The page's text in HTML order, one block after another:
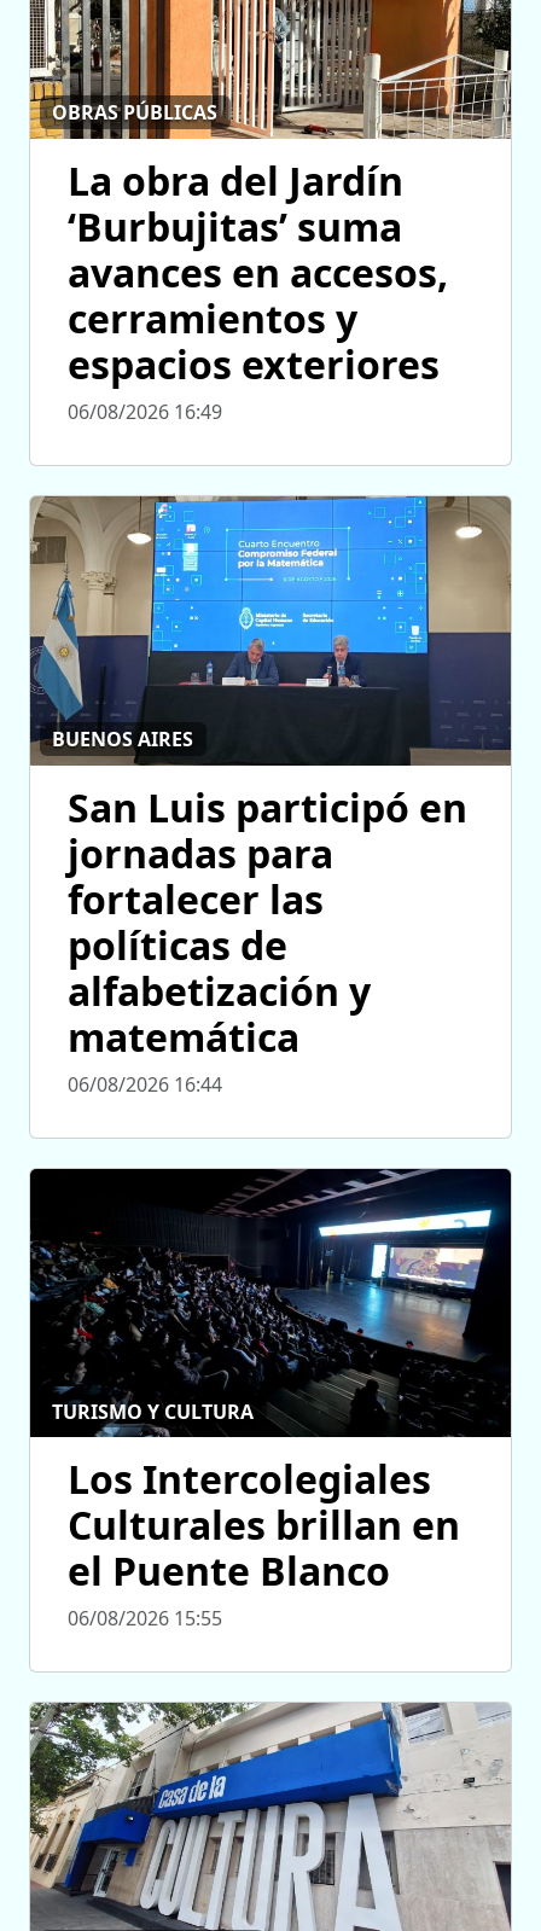
OBRAS PÚBLICAS
La obra del Jardín
‘Burbujitas’ suma
avances en accesos,
cerramientos y
espacios exteriores
06/08/2026 16:49
BUENOS AIRES
San Luis participó en
jornadas para
fortalecer las
políticas de
alfabetización y
matemática
06/08/2026 16:44
TURISMO Y CULTURA
Los Intercolegiales
Culturales brillan en
el Puente Blanco
06/08/2026 15:55